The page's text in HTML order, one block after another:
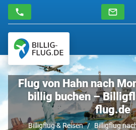
Flug von Hahn nach
billig buchen –
flug.de
Billigflug & Reisen Billigflug